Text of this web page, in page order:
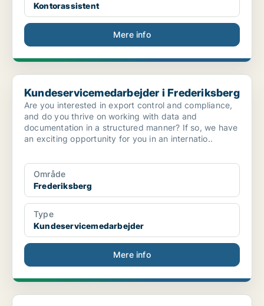
Kontorassistent
Mere info
Kundeservicemedarbejder i Frederiksberg
Kundeservicemedarbejder i Frederiksberg
Are you interested in export control and compliance,
and do you thrive on working with data and
documentation in a structured manner? If so, we have
an exciting opportunity for you in an internatio..
Område
Frederiksberg
Type
Kundeservicemedarbejder
Mere info
Chauffør/Køkkenmedhjælper søges til ISS